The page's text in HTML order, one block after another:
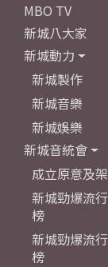
MBO TV
新城八大家
新城動力
新城製作
新城音樂
新城娛樂
新城音統會
成立原意及
新城勁爆流
榜
新城勁爆流
榜